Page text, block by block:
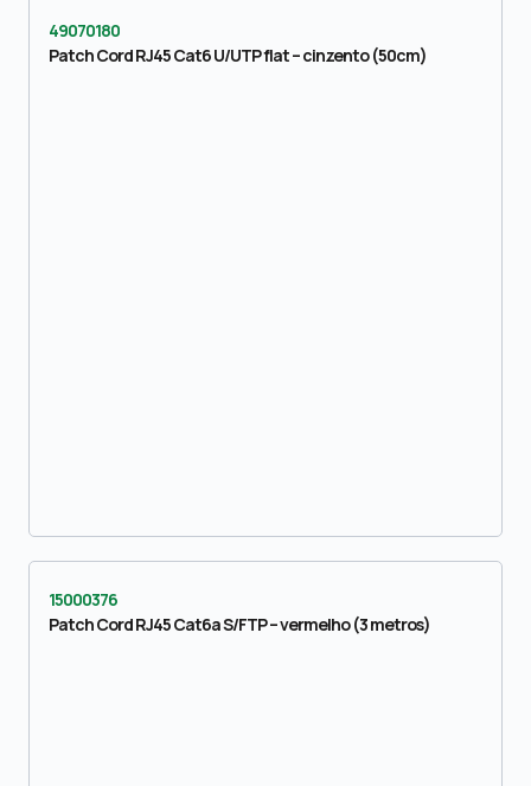
49070180
Patch Cord RJ45 Cat6 U/UTP flat – cinzento (50cm)
15000376
Patch Cord RJ45 Cat6a S/FTP – vermelho (3 metros)